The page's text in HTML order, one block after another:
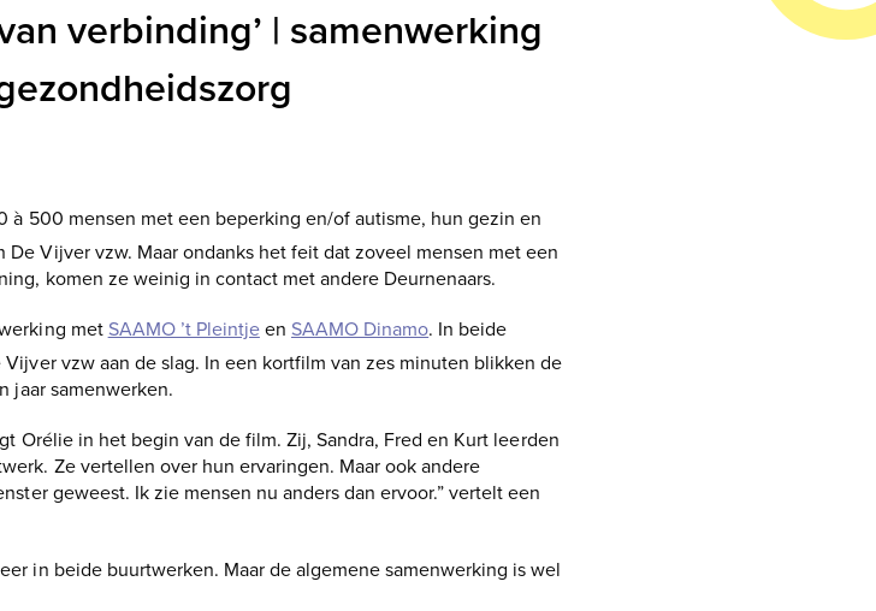
verbinding’ | samenwerking
à 500 mensen met een beperking en/of autisme, hun gezin en
Vijver vzw. Maar ondanks het feit dat zoveel mensen met een
komen ze weinig in contact met andere Deurnenaars.
met SAAMO ’t Pleintjeen SAAMO Dinamo. In beide
vzw aan de slag. In een kortfilm van zes minuten blikken de
jaar samenwerken.
Orélie in het begin van de film. Zij, Sandra, Fred en Kurt leerden
Ze vertellen over hun ervaringen. Maar ook andere
geweest. Ik zie mensen nu anders dan ervoor.” vertelt een
in beide buurtwerken. Maar de algemene samenwerking is wel